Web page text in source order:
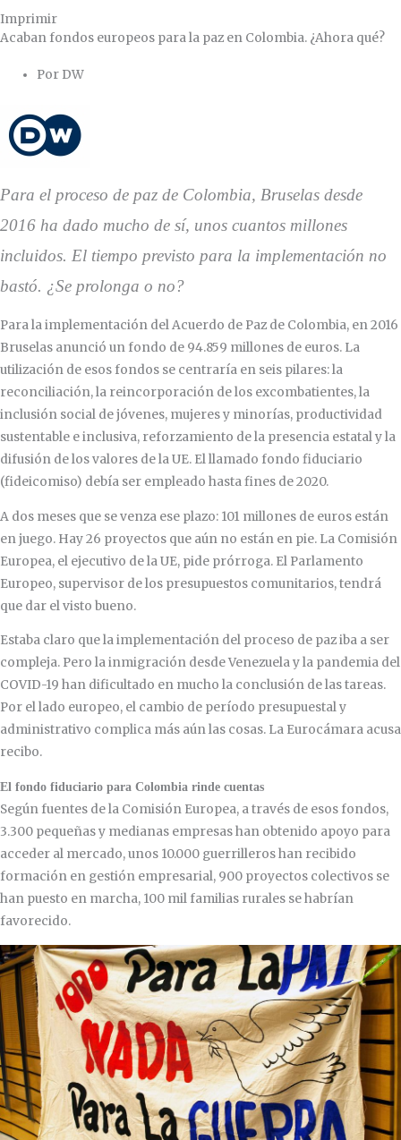
Imprimir
Acaban fondos europeos para la paz en Colombia. ¿Ahora qué?
Por DW
Para el proceso de paz de Colombia, Bruselas desde
2016 ha dado mucho de sí, unos cuantos millones
incluidos. El tiempo previsto para la implementación no
bastó. ¿Se prolonga o no?
Para la implementación del Acuerdo de Paz de Colombia, en 2016
Bruselas anunció un fondo de 94.859 millones de euros. La
utilización de esos fondos se centraría en seis pilares: la
reconciliación, la reincorporación de los excombatientes, la
inclusión social de jóvenes, mujeres y minorías, productividad
sustentable e inclusiva, reforzamiento de la presencia estatal y la
difusión de los valores de la UE. El llamado fondo fiduciario
(fideicomiso) debía ser empleado hasta fines de 2020.
A dos meses que se venza ese plazo: 101 millones de euros están
en juego. Hay 26 proyectos que aún no están en pie. La Comisión
Europea, el ejecutivo de la UE, pide prórroga. El Parlamento
Europeo, supervisor de los presupuestos comunitarios, tendrá
que dar el visto bueno.
Estaba claro que la implementación del proceso de paz iba a ser
compleja. Pero la inmigración desde Venezuela y la pandemia del
COVID-19 han dificultado en mucho la conclusión de las tareas.
Por el lado europeo, el cambio de período presupuestal y
administrativo complica más aún las cosas. La Eurocámara acusa
recibo.
El fondo fiduciario para Colombia rinde cuentas
Según fuentes de la Comisión Europea, a través de esos fondos,
3.300 pequeñas y medianas empresas han obtenido apoyo para
acceder al mercado, unos 10.000 guerrilleros han recibido
formación en gestión empresarial, 900 proyectos colectivos se
han puesto en marcha, 100 mil familias rurales se habrían
favorecido.